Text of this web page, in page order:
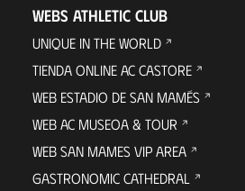
WEBS ATHLETIC CLUB
UNIQUE IN THE WORLD
TIENDA ONLINE AC CASTORE
WEB ESTADIO DE SAN MAMÉS
WEB AC MUSEOA & TOUR
WEB SAN MAMES VIP AREA
GASTRONOMIC CATHEDRAL